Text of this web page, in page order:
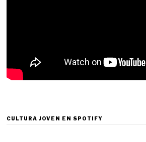
CULTURA JOVEN EN SPOTIFY